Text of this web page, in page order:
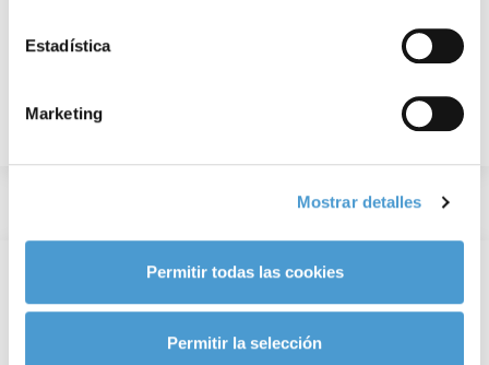
Estadística
Marketing
Mostrar detalles
Permitir todas las cookies
Permitir la selección